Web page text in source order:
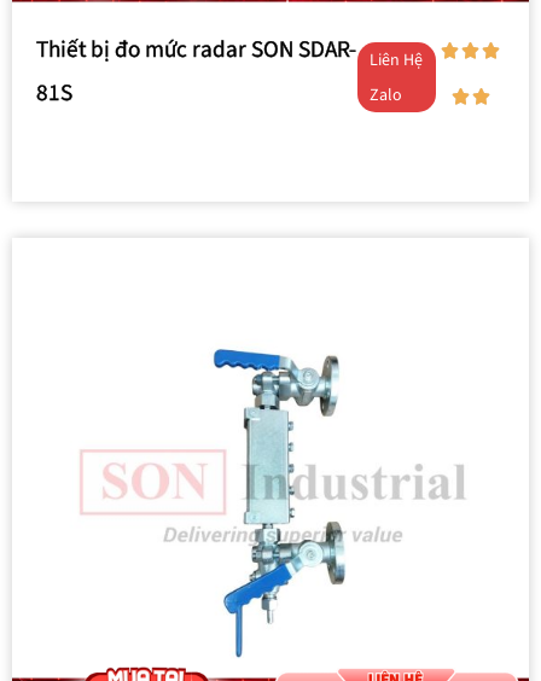
Thiết bị đo mức radar SON SDAR-
81S
Liên Hệ
Zalo